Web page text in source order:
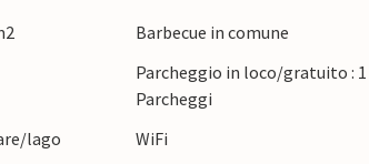
Barbecue in comune
Parcheggio in loco/gratuito : 1
Parcheggi
lago WiFi